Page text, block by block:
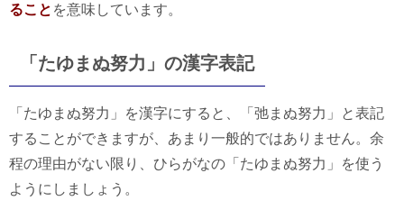
ること を意味しています。
「たゆまぬ努力」の漢字表記
「たゆまぬ努力」を漢字にすると、「弛まぬ努力」と表記
することができますが、あまり一般的ではありません。余
程の理由がない限り、ひらがなの「たゆまぬ努力」を使う
ようにしましょう。